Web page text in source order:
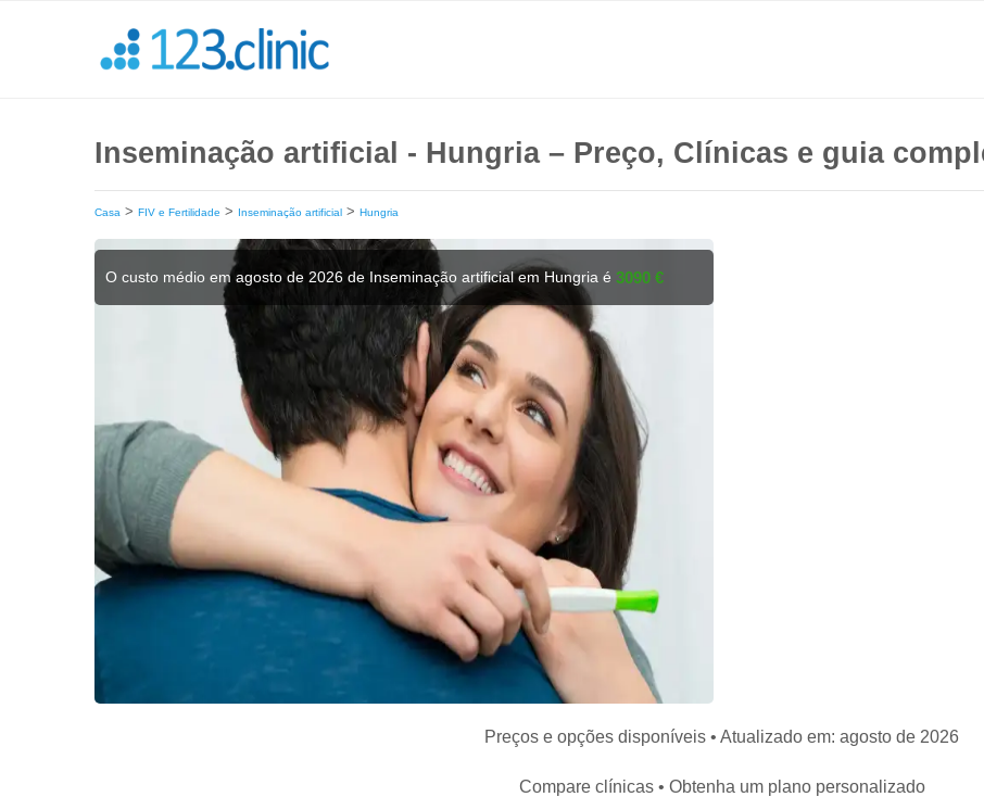
Inseminação artificial - Hungria – Preço, Clínicas e guia
Casa > FIV e Fertilidade > Inseminação artificial > Hungria
O custo médio em agosto de 2026 de Inseminação artificial em Hungria é 3090 €
Preços e opções disponíveis • Atualizado em: agosto de 2026
Compare clínicas • Obtenha um plano personalizado